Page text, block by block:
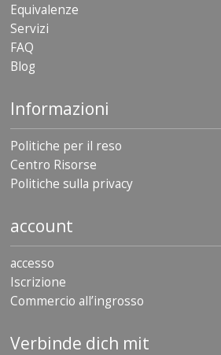
Equivalenze
Servizi
FAQ
Blog
Informazioni
Politiche per il reso
Centro Risorse
Politiche sulla privacy
account
accesso
Iscrizione
Commercio all’ingrosso
Verbinde dich mit